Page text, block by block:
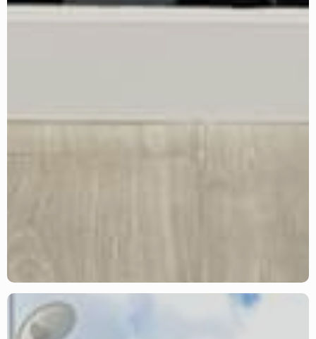
INTERIORES